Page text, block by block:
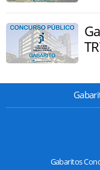
Gabaritos